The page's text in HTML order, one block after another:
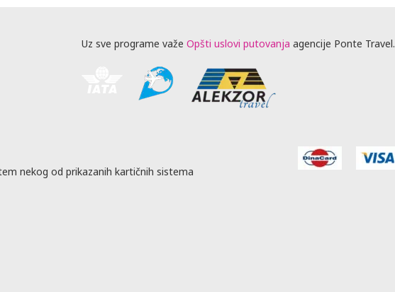
Uz sve programe važe Opšti uslovi putovanja agencije Ponte Travel.
nekog od prikazanih kartičnih sistema